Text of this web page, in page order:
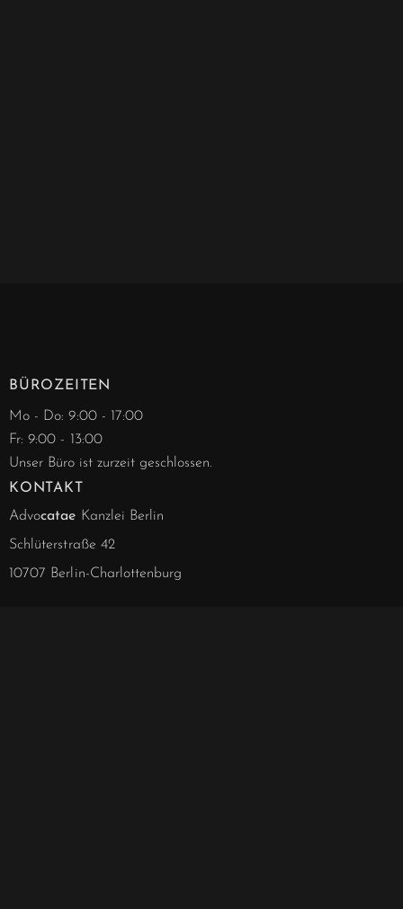
BÜROZEITEN
Mo - Do: 9:00 - 17:00
Fr: 9:00 - 13:00
Unser Büro ist zurzeit geschlossen.
KONTAKT
Advocatae Kanzlei Berlin
Schlüterstraße 42
10707 Berlin-Charlottenburg